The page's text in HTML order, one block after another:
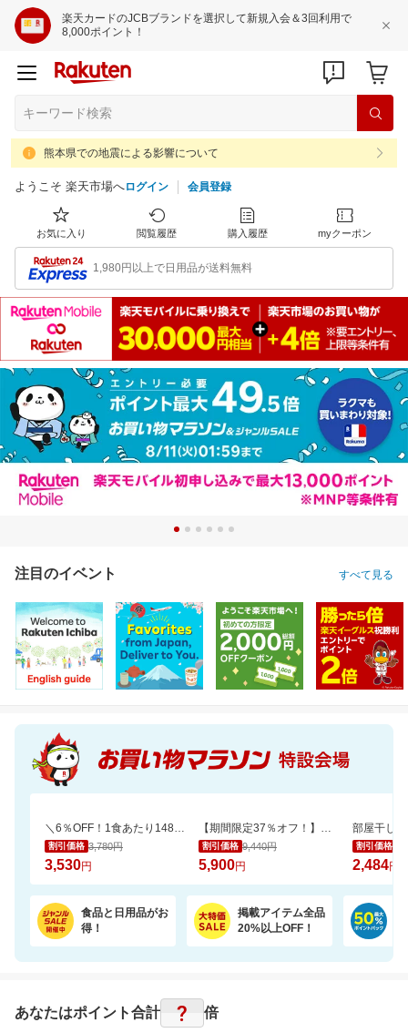
楽天カードのJCBブランドを選択して新規入会＆3回利用で
8,000ポイント！
熊本県での地震による影響について
ようこそ 楽天市場へログイン 会員登録
お気に入り 閲覧履歴 購入履歴 myクーポン
1,980円以上で日用品が送料無料
注目のイベント すべて見る
＼6％OFF！1食あたり148円／エコ梱包！パックご飯 180g×24食
割引価格 3,780円
3,530円
【期間限定37％オフ！】エアラブ4プラス ファンシート ベビーカーの暑さ対策
割引価格 9,440円
5,900円
割引価格
2,484円
食品と日用品がお
得！
掲載アイテム全品
20%以上OFF！
あなたはポイント合計 ? 倍